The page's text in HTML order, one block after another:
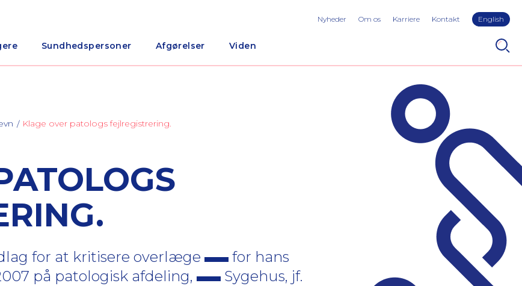
Sundhedspersoner Afgørelser Viden
Nyheder Om os Karriere Kontakt English
Klage over patologs fejlregistrering.
for at kritisere overlæge
for hans
på patologisk afdeling,
Sygehus, jf.